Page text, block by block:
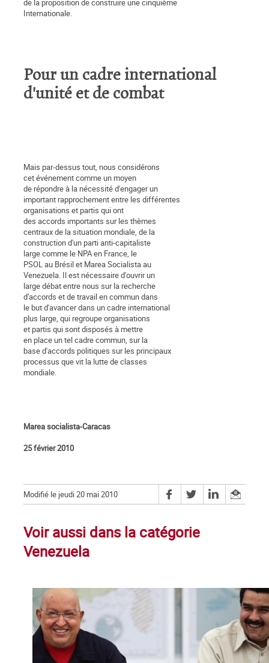
de la proposition de construire une cinquième
Internationale.
Pour un cadre international
d'unité et de combat
Mais par-dessus tout, nous considérons
cet événement comme un moyen
de répondre à la nécessité d'engager un
important rapprochement entre les différentes
organisations et partis qui ont
des accords importants sur les thèmes
centraux de la situation mondiale, de la
construction d'un parti anti-capitaliste
large comme le NPA en France, le
PSOL au Brésil et Marea Socialista au
Venezuela. Il est nécessaire d'ouvrir un
large débat entre nous sur la recherche
d'accords et de travail en commun dans
le but d'avancer dans un cadre international
plus large, qui regroupe organisations
et partis qui sont disposés à mettre
en place un tel cadre commun, sur la
base d'accords politiques sur les principaux
processus que vit la lutte de classes
mondiale.
Marea socialista-Caracas
25 février 2010
Modifié le jeudi 20 mai 2010
Voir aussi dans la catégorie
Venezuela